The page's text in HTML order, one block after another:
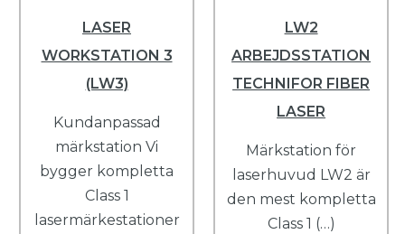
LASER
WORKSTATION 3
(LW3)
Kundanpassad
märkstation Vi
bygger kompletta
Class 1
lasermärkestationer
LW2
ARBEJDSSTATION
TECHNIFOR FIBER
LASER
Märkstation för
laserhuvud LW2 är
den mest kompletta
Class 1 (…)